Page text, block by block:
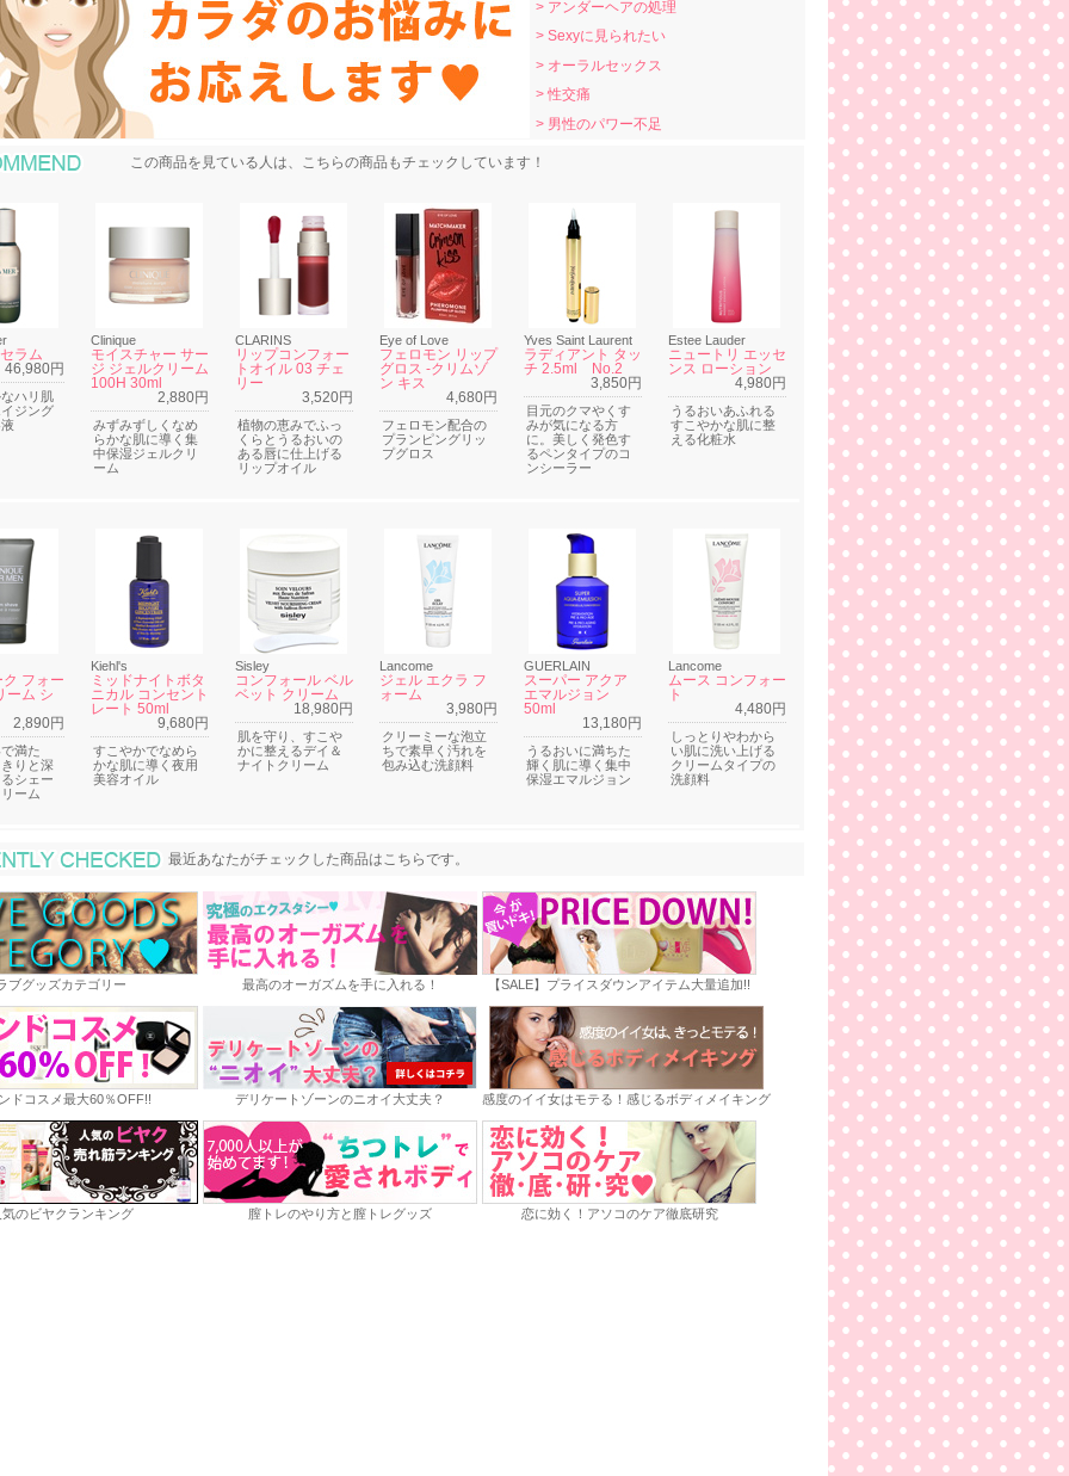
> アンダーヘアの処理
> Sexyに見られたい
> オーラルセックス
> 性交痛
> 男性のパワー不足
おすすめ商品
この商品を見ている人は、こちらの商品もチェックしています！
ラム
46,980円
ハリ肌
ジング
Clinique
モイスチャー サー
ジ ジェルクリーム
100H 30ml
2,880円
みずみずしくなめ
らかな肌に導く集
中保湿ジェルクリ
ーム
CLARINS
リップコンフォー
トオイル 03 チェ
リー
3,520円
植物の恵みでふっ
くらとうるおいの
ある唇に仕上げる
リップオイル
Eye of Love
フェロモン リップ
グロス -クリムゾ
ン キス
4,680円
フェロモン配合の
プランピングリッ
プグロス
Yves Saint Laurent
ラディアント タッ
チ 2.5ml No.2
3,850円
目元のクマやくす
みが気になる方
に。美しく発色す
るペンタイプのコ
ンシーラー
Estee Lauder
ニュートリ エッセ
ンス ローション
4,980円
うるおいあふれる
すこやかな肌に整
える化粧水
フォー
ーム シ
2,890円
満た
りと深
シェー
ーム
Kiehl's
ミッドナイトボタ
ニカル コンセント
レート 50ml
9,680円
すこやかでなめら
かな肌に導く夜用
美容オイル
Sisley
コンフォール ベル
ベット クリーム
18,980円
肌を守り、すこや
かに整えるデイ＆
ナイトクリーム
Lancome
ジェル エクラ フ
ォーム
3,980円
クリーミーな泡立
ちで素早く汚れを
包み込む洗顔料
GUERLAIN
スーパー アクア
エマルジョン
50ml
13,180円
うるおいに満ちた
輝く肌に導く集中
保湿エマルジョン
Lancome
ムース コンフォー
ト
4,480円
しっとりやわから
い肌に洗い上げる
クリームタイプの
洗顔料
最近あなたがチェックした商品
最近あなたがチェックした商品はこちらです。
ブグッズカテゴリー 最高のオーガズムを手に入れる！ 【SALE】プライスダウンアイテム大量追加!!
ドコスメ最大60％OFF!! デリケートゾーンのニオイ大丈夫？ 感度のイイ女はモテる！感じるボディメイキング
のビヤクランキング 膣トレのやり方と膣トレグッズ 恋に効く！アソコのケア徹底研究